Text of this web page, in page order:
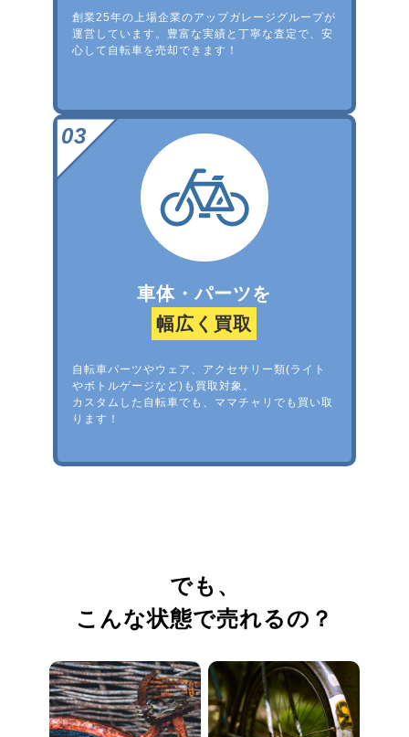
創業25年の上場企業のアップガレージグループが
運営しています。豊富な実績と丁寧な査定で、安
心して自転車を売却できます！
車体・パーツを
幅広く買取
自転車パーツやウェア、アクセサリー類(ライト
やボトルゲージなど)も買取対象。
カスタムした自転車でも、ママチャリでも買い取
ります！
でも、
こんな状態で売れるの？